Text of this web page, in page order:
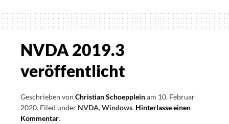
veröffentlicht
NVDA 2019.3
veröffentlicht
Geschrieben von Christian Schoeppleinam 10. Februar
2020. Filed under NVDA,Windows. Hinterlasse einen
Kommentaron
.